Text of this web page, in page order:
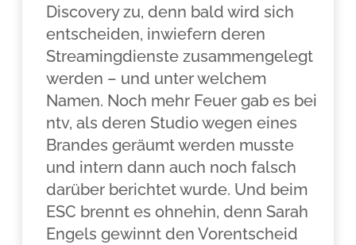
Discovery zu, denn bald wird sich
entscheiden, inwiefern deren
Streamingdienste zusammengelegt
werden – und unter welchem
Namen. Noch mehr Feuer gab es bei
ntv, als deren Studio wegen eines
Brandes geräumt werden musste
und intern dann auch noch falsch
darüber berichtet wurde. Und beim
ESC brennt es ohnehin, denn Sarah
Engels gewinnt den Vorentscheid